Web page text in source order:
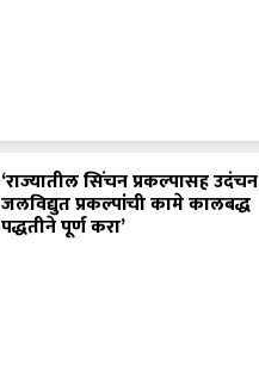
‘राज्यातील सिंचन प्रकल्पासह उदंचन
जलविद्युत प्रकल्पांची कामे कालबद्ध
पद्धतीने पूर्ण करा’